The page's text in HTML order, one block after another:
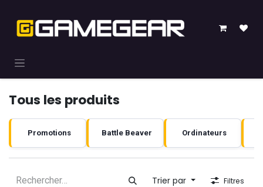
Tous les produits
Promotions Battle Beaver Ordinateurs
Trier par Filtres